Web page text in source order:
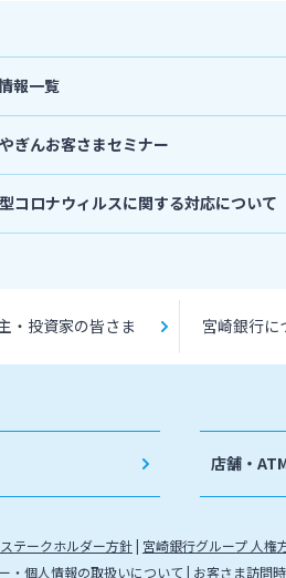
報一覧
ぎんお客さまセミナー
コロナウィルスに関する対応について
・投資家の皆さま 宮崎銀行に
店舗・
テークホルダー方針 宮崎銀行グループ 人権
・個人情報の取扱いについて お客さま訪問